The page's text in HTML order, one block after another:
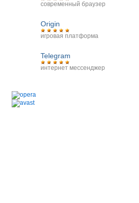
современный браузер
Origin
игровая платформа
Telegram
интернет мессенджер